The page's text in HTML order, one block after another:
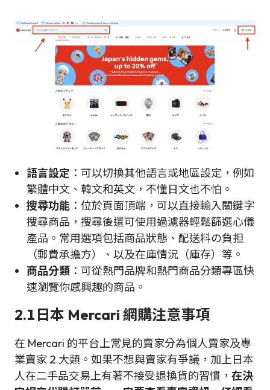
語言設定 ：可以切換其他語言或地區設定，例如
繁體中文、韓文和英文，不懂日文也不怕。
搜尋功能 ：位於頁面頂端，可以直接輸入關鍵字
搜尋商品，搜尋後還可使用過濾器輕鬆篩選心儀
產品。常用選項包括商品狀態、配送料の負担
（郵費承擔方）、以及在庫情況（庫存）等。
商品分類 ：可從熱門品牌和熱門商品分類專區快
速瀏覽你感興趣的商品。
2.1日本 Mercari 網購注意事項
在 Mercari 的平台上常見的賣家分為個人賣家及專
業賣家 2 大類。如果不想與賣家有爭議，加上日本
人在二手品交易上有著不接受退換貨的習慣， 在決